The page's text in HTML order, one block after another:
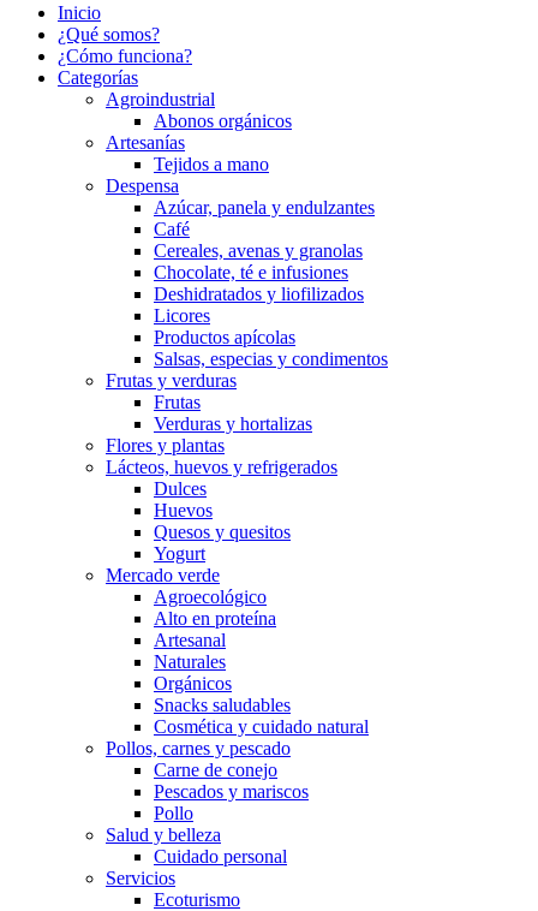
Inicio
¿Qué somos?
¿Cómo funciona?
Categorías
Agroindustrial
Abonos orgánicos
Artesanías
Tejidos a mano
Despensa
Azúcar, panela y endulzantes
Café
Cereales, avenas y granolas
Chocolate, té e infusiones
Deshidratados y liofilizados
Licores
Productos apícolas
Salsas, especias y condimentos
Frutas y verduras
Frutas
Verduras y hortalizas
Flores y plantas
Lácteos, huevos y refrigerados
Dulces
Huevos
Quesos y quesitos
Yogurt
Mercado verde
Agroecológico
Alto en proteína
Artesanal
Naturales
Orgánicos
Snacks saludables
Cosmética y cuidado natural
Pollos, carnes y pescado
Carne de conejo
Pescados y mariscos
Pollo
Salud y belleza
Cuidado personal
Servicios
Ecoturismo